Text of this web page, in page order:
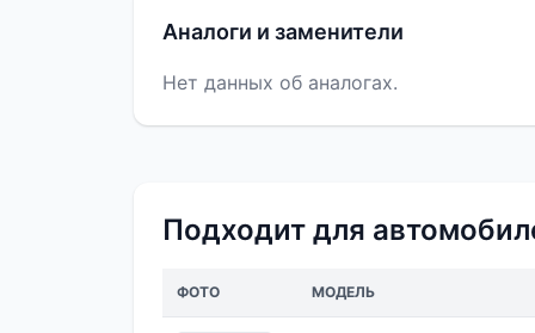
Аналоги и заменители
Нет данных об аналогах.
Подходит для
ФОТО МОДЕЛЬ